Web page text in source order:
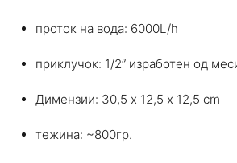
проток на вода: 6000L/h
приклучок: 1/2” изработен од
Димензии: 30,5 х 12,5 х 12,5 cm
тежина: ~800гр.